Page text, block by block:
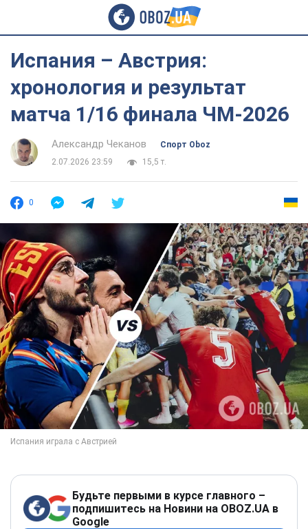
Испания – Австрия:
хронология и результат
матча 1/16 финала ЧМ-2026
Александр Чеканов
Спорт Oboz
2.07.2026 23:59
15,5 т.
0
Будьте первыми в курсе главного –
подпишитесь на Новини на OBOZ.UA в
Google